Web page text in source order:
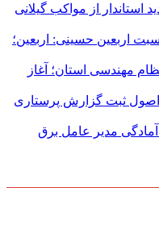
استاندار از مواکب گیلانی
اربعین حسینی: اربعین؛
مهندسی استان؛ آغاز
ثبت گزارش پرستاری
مدیر عامل برق